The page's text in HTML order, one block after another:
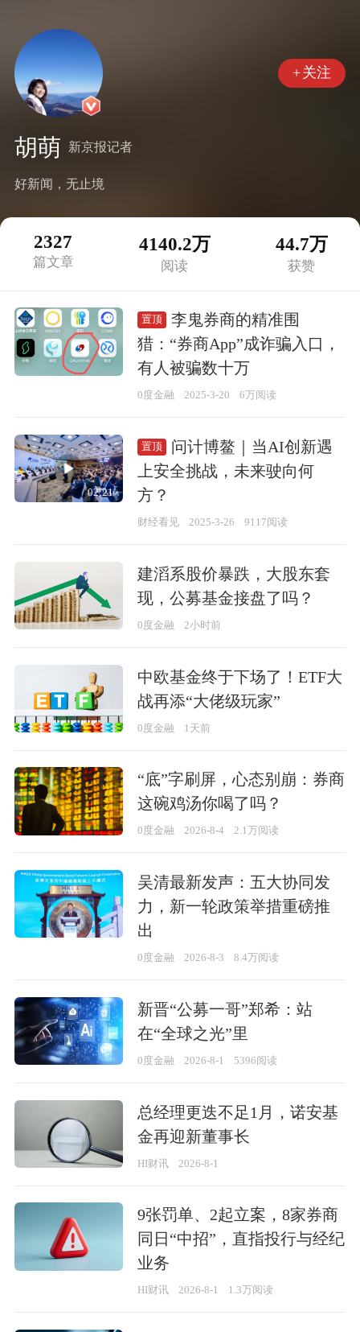
+关注
胡萌 新京报记者
好新闻，无止境
2327
篇文章
4140.2万
阅读
44.7万
获赞
置顶
李鬼券商的精准围
猎：“券商App”成诈骗入口，
有人被骗数十万
0度金融 2025-3-20 6万阅读
02:21
置顶
问计博鳌｜当AI创新遇
上安全挑战，未来驶向何
方？
财经看见 2025-3-26 9117阅读
建滔系股价暴跌，大股东套
现，公募基金接盘了吗？
0度金融 2小时前
中欧基金终于下场了！ETF大
战再添“大佬级玩家”
0度金融 1天前
“底”字刷屏，心态别崩：券商
这碗鸡汤你喝了吗？
0度金融 2026-8-4 2.1万阅读
吴清最新发声：五大协同发
力，新一轮政策举措重磅推
出
0度金融 2026-8-3 8.4万阅读
新晋“公募一哥”郑希：站
在“全球之光”里
0度金融 2026-8-1 5396阅读
总经理更迭不足1月，诺安基
金再迎新董事长
HI财讯 2026-8-1
9张罚单、2起立案，8家券商
同日“中招”，直指投行与经纪
业务
HI财讯 2026-8-1 1.3万阅读